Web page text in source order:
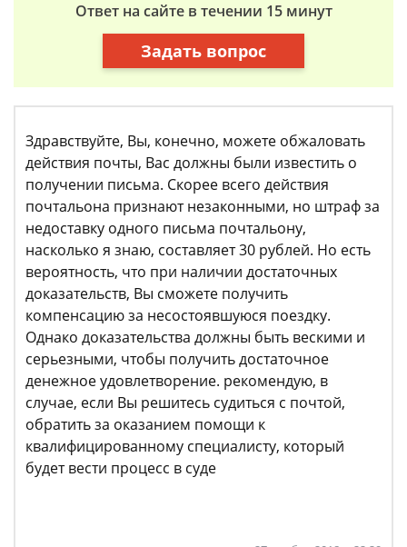
Ответ на сайте в течении 15 минут
Задать вопрос
Здравствуйте, Вы, конечно, можете обжаловать
действия почты, Вас должны были известить о
получении письма. Скорее всего действия
почтальона признают незаконными, но штраф за
недоставку одного письма почтальону,
насколько я знаю, составляет 30 рублей. Но есть
вероятность, что при наличии достаточных
доказательств, Вы сможете получить
компенсацию за несостоявшуюся поездку.
Однако доказательства должны быть вескими и
серьезными, чтобы получить достаточное
денежное удовлетворение. рекомендую, в
случае, если Вы решитесь судиться с почтой,
обратить за оказанием помощи к
квалифицированному специалисту, который
будет вести процесс в суде